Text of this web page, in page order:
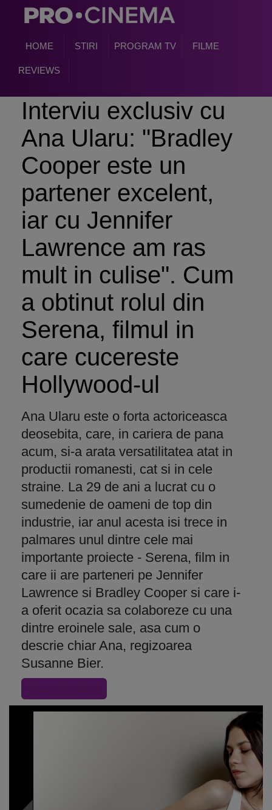
HOME STIRI PROGRAM TV FILME
REVIEWS
Interviu exclusiv cu
Ana Ularu: "Bradley
Cooper este un
partener excelent,
iar cu Jennifer
Lawrence am ras
mult in culise". Cum
a obtinut rolul din
Serena, filmul in
care cucereste
Hollywood-ul
Ana Ularu este o forta actoriceasca
deosebita, care, in cariera de pana
acum, si-a arata versatilitatea atat in
productii romanesti, cat si in cele
straine. La 29 de ani a lucrat cu o
sumedenie de oameni de top din
industrie, iar anul acesta isi trece in
palmares unul dintre cele mai
importante proiecte - Serena, film in
care ii are parteneri pe Jennifer
Lawrence si Bradley Cooper si care i-
a oferit ocazia sa colaboreze cu una
dintre eroinele sale, asa cum o
descrie chiar Ana, regizoarea
Susanne Bier.